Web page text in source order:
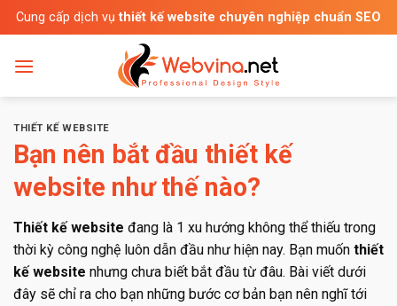
qua
dung
Cung cấp dịch vụ thiết kế website chuyên nghiệp chuẩn SEO
THIẾT KẾ WEBSITE
Bạn nên bắt đầu thiết kế
website như thế nào?
Thiết kế website đang là 1 xu hướng không thể thiếu trong
thời kỳ công nghệ luôn dẫn đầu như hiện nay. Bạn muốn thiết
kế website nhưng chưa biết bắt đầu từ đâu. Bài viết dưới
đây sẽ chỉ ra cho bạn những bước cơ bản bạn nên nghĩ tới